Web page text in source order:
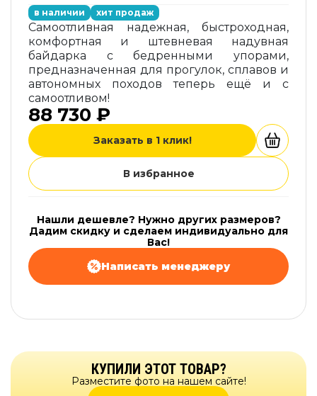
в наличии хит продаж
Самоотливная надежная, быстроходная,
комфортная и штевневая надувная
байдарка с бедренными упорами,
предназначенная для прогулок, сплавов и
автономных походов теперь ещё и с
самоотливом!
88 730 ₽
Заказать в 1 клик!
В избранное
Нашли дешевле? Нужно других размеров?
Дадим скидку и сделаем индивидуально для
Вас!
Написать менеджеру
КУПИЛИ ЭТОТ ТОВАР?
Разместите фото на нашем сайте!